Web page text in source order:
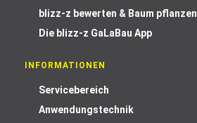
blizz-z bewerten & Baum pflanzen
Die blizz-z GaLaBau App
INFORMATIONEN
Servicebereich
Anwendungstechnik